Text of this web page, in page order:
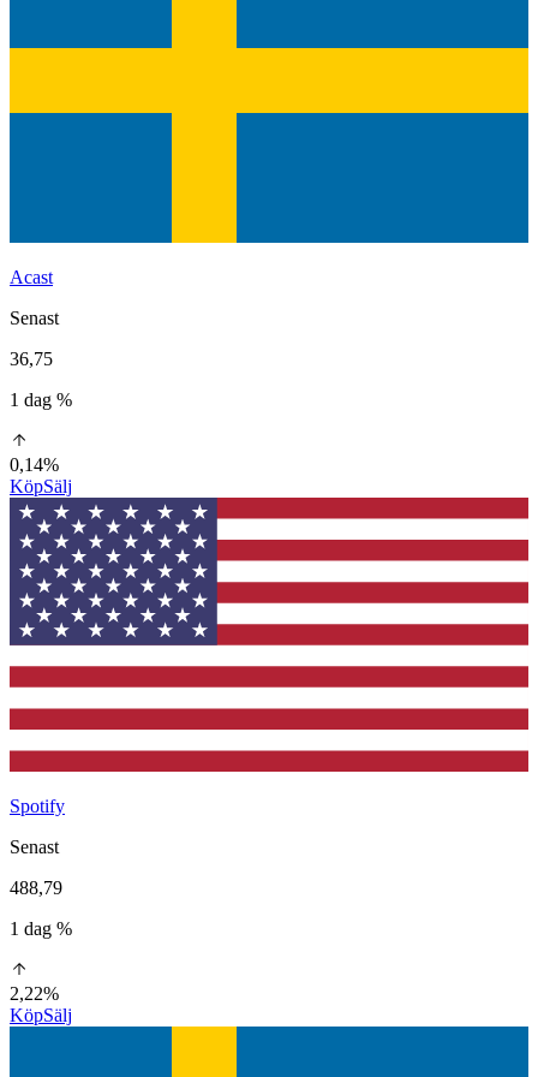
Acast
Senast
36,75
1 dag %
0,14%
KöpSälj
Spotify
Senast
488,79
1 dag %
2,22%
KöpSälj